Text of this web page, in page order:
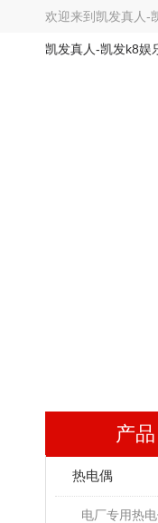
欢迎来到 凯发真人-
凯发真人-凯发k8娱
产
热电偶
电厂专用热